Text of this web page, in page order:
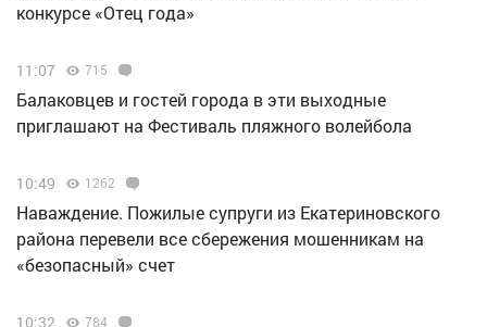
конкурсе «Отец года»
11:07 715
Балаковцев и гостей города в эти выходные
приглашают на Фестиваль пляжного волейбола
10:49 1262
Наваждение. Пожилые супруги из Екатериновского
района перевели все сбережения мошенникам на
«безопасный» счет
10:32 784